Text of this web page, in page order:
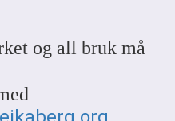
og all bruk må